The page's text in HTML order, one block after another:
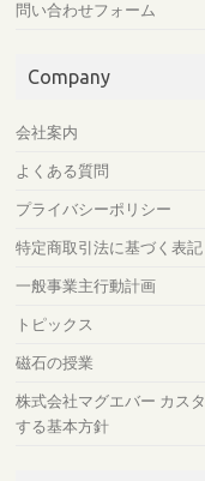
問い合わせフォーム
Company
会社案内
よくある質問
プライバシーポリシー
特定商取引法に基づく表記
一般事業主行動計画
トピックス
磁石の授業
株式会社マグエバー カス
する基本方針